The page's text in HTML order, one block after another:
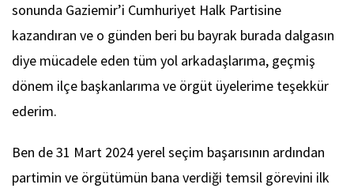
sonunda Gaziemir’i Cumhuriyet Halk Partisine
kazandıran ve o günden beri bu bayrak burada dalgasın
diye mücadele eden tüm yol arkadaşlarıma, geçmiş
dönem ilçe başkanlarıma ve örgüt üyelerime teşekkür
ederim.
Ben de 31 Mart 2024 yerel seçim başarısının ardından
partimin ve örgütümün bana verdiği temsil görevini ilk